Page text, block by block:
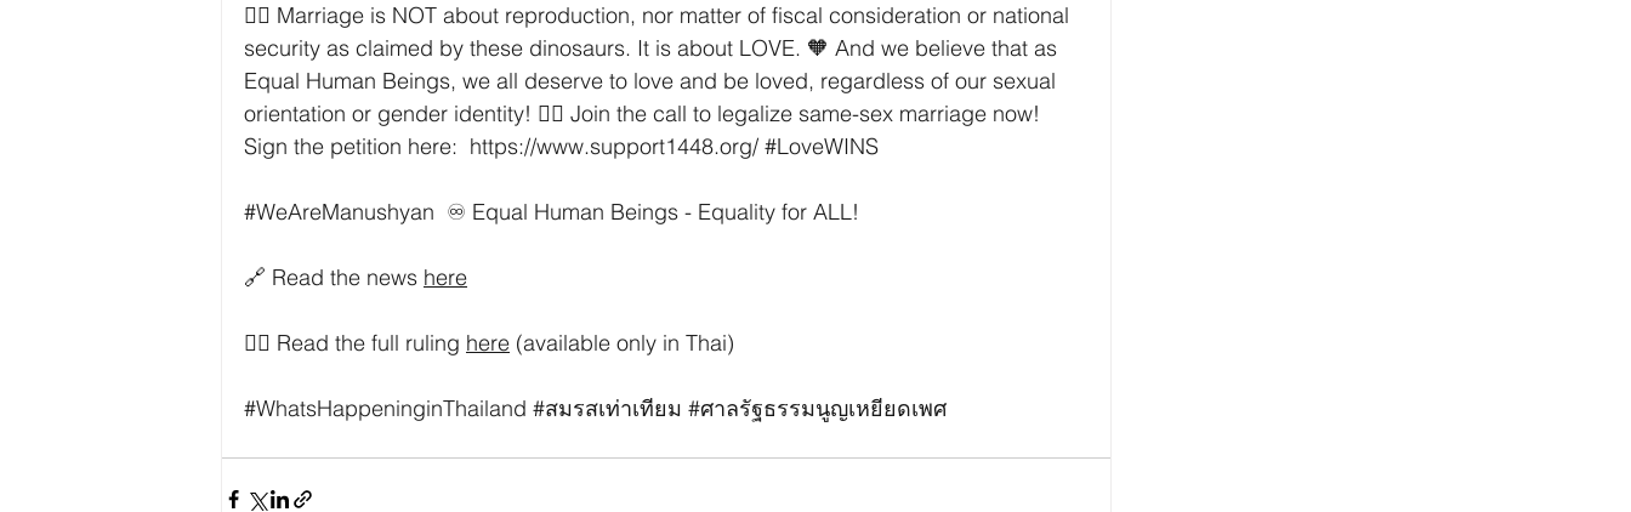
🏳️‍🌈 Marriage is NOT about reproduction, nor matter of fiscal consideration or national
security as claimed by these dinosaurs. It is about LOVE. 🧡 And we believe that as
Equal Human Beings, we all deserve to love and be loved, regardless of our sexual
orientation or gender identity! ✊🏼 Join the call to legalize same-sex marriage now!
Sign the petition here: https://www.support1448.org/ #LoveWINS
#WeAreManushyan
  ♾️ Equal Human Beings - Equality for ALL!
🔗 Read the news here
👉🏼 Read the full ruling here (available only in Thai)
#WhatsHappeninginThailand #สมรสเท่าเทียม #ศาลรัฐธรรมนูญเหยียดเพศ